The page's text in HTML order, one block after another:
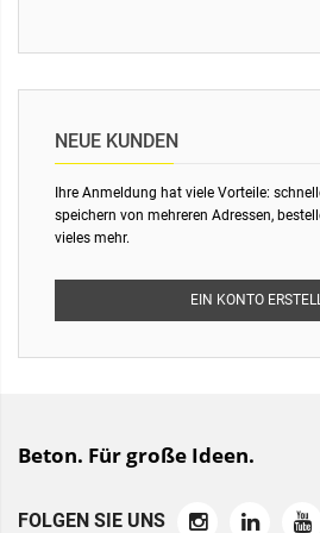
NEUE KUNDEN
Ihre Anmeldung hat viele Vorteile:
speichern von mehreren Adressen,
vieles mehr.
EIN KONTO
Beton. Für große Ideen.
FOLGEN SIE UNS